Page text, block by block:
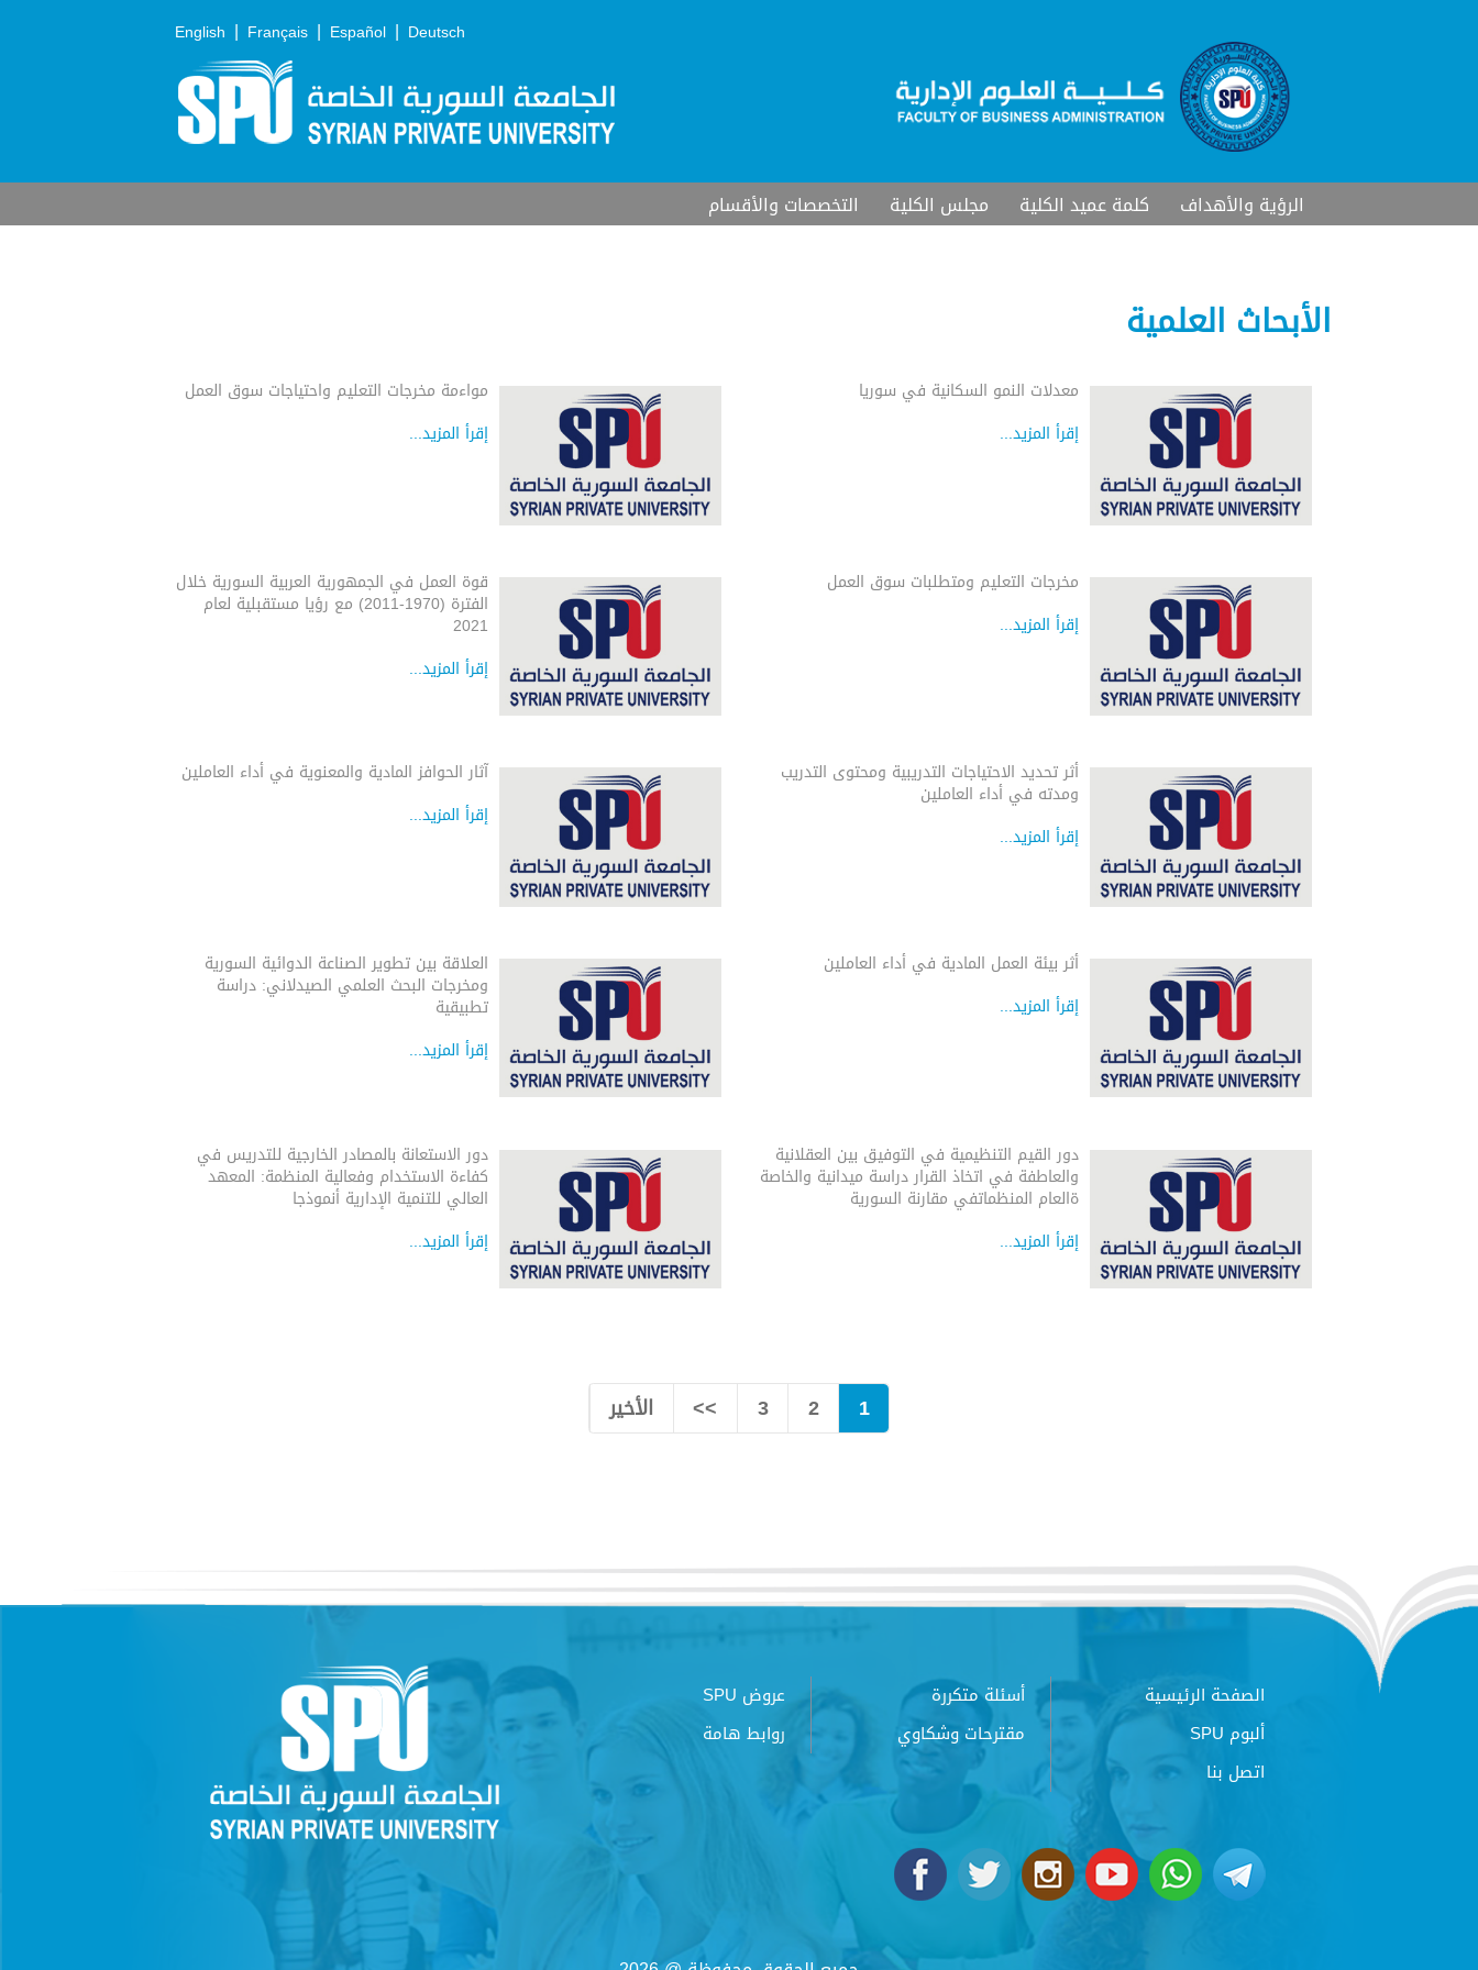
English | Français | Español | Deutsch
الرؤية والأهداف كلمة عميد الكلية مجلس الكلية التخصصات والأقسام
الأبحاث العلمية
معدلات النمو السكانية في سوريا
إقرأ المزيد...
مواءمة مخرجات التعليم واحتياجات سوق العمل
إقرأ المزيد...
مخرجات التعليم ومتطلبات سوق العمل
إقرأ المزيد...
قوة العمل في الجمهورية العربية السورية خلال
الفترة (1970-2011) مع رؤيا مستقبلية لعام
2021
إقرأ المزيد...
أثر تحديد الاحتياجات التدريبية ومحتوى التدريب
ومدته في أداء العاملين
إقرأ المزيد...
آثار الحوافز المادية والمعنوية في أداء العاملين
إقرأ المزيد...
أثر بيئة العمل المادية في أداء العاملين
إقرأ المزيد...
العلاقة بين تطوير الصناعة الدوائية السورية
ومخرجات البحث العلمي الصيدلاني: دراسة
تطبيقية
إقرأ المزيد...
دور القيم التنظيمية في التوفيق بين العقلانية
والعاطفة في اتخاذ القرار دراسة ميدانية والخاصة
ةالعام المنظماتفي مقارنة السورية
إقرأ المزيد...
دور الاستعانة بالمصادر الخارجية للتدريس في
كفاءة الاستخدام وفعالية المنظمة: المعهد
العالي للتنمية الإدارية أنموذجا
إقرأ المزيد...
1
2
3
>> الأخير
الصفحة الرئيسية أسئلة متكررة
عروض SPU
ألبوم SPU
مقترحات وشكاوي
روابط هامة
اتصل بنا